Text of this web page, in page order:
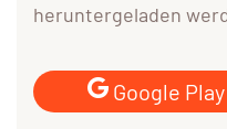
heruntergeladen
Google